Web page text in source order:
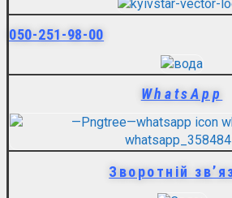
050-251-98-00
WhatsApp
Зворотній